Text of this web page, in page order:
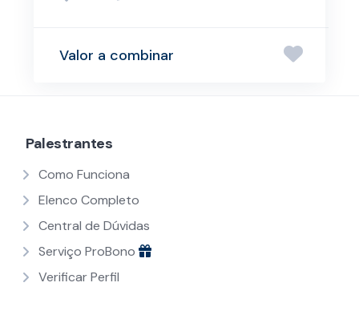
Valor a combinar
Palestrantes
Como Funciona
Elenco Completo
Central de Dúvidas
Serviço ProBono
Verificar Perfil